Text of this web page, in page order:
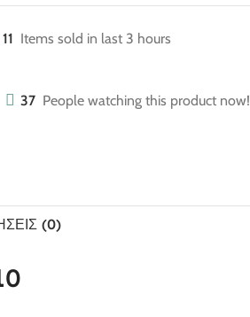
11 Items sold in last 3 hours
37 People watching this product now!
(0)